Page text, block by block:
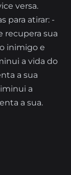
versa.
para atirar: -
recupera sua
inimigo e
a vida do
a sua
a
a sua.